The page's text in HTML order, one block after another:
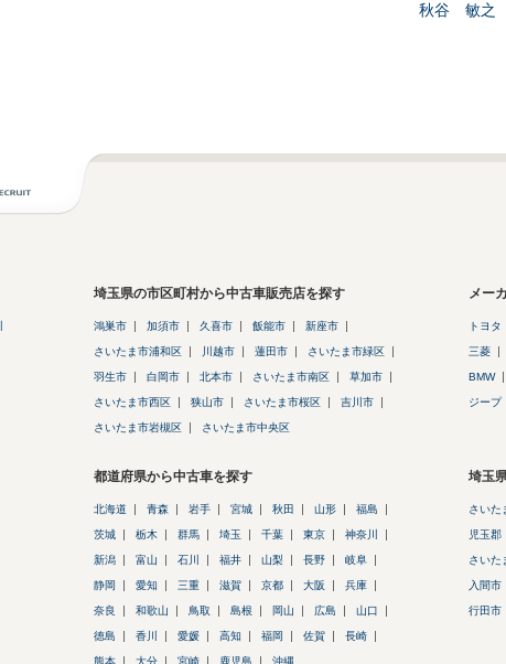
秋谷 敏之
埼玉県の市区町村から中古車販売店を探す
鴻巣市 加須市 久喜市 飯能市 新座市
さいたま市浦和区 川越市 蓮田市 さいたま市緑区
羽生市 白岡市 北本市 さいたま市南区 草加市
さいたま市西区 狭山市 さいたま市桜区 吉川市
さいたま市岩槻区 さいたま市中央区
メー
トヨタ
三菱
BMW
ジープ
都道府県から中古車を探す
北海道 青森 岩手 宮城 秋田 山形 福島
茨城 栃木 群馬 埼玉 千葉 東京 神奈川
新潟 富山 石川 福井 山梨 長野 岐阜
静岡 愛知 三重 滋賀 京都 大阪 兵庫
奈良 和歌山 鳥取 島根 岡山 広島 山口
徳島 香川 愛媛 高知 福岡 佐賀 長崎
熊本 大分 宮崎 鹿児島 沖縄
埼玉
さいた
児玉郡
さいた
入間市
行田市